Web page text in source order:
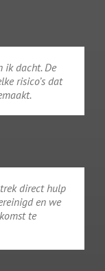
ik dacht. De
risico’s dat
direct hulp
en we
te